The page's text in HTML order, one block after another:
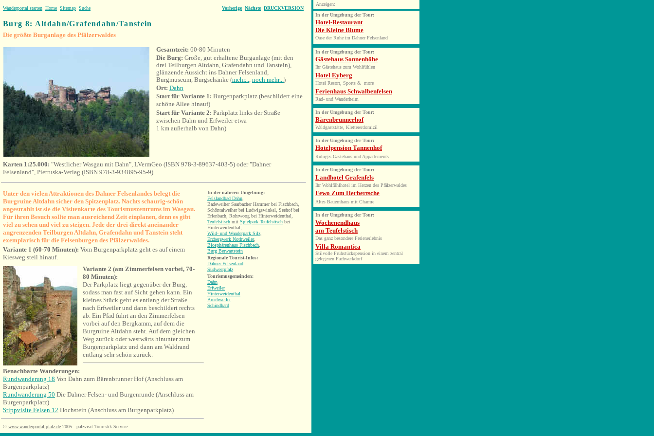
Wanderportal starten Home Sitemap Suche Vorherige Nächste DRUCKVERSION
Burg 8: Altdahn/Grafendahn/Tanstein
Die größte Burganlage des Pfälzerwaldes
Gesamtzeit: 60-80 Minuten
Die Burg: Große, gut erhaltene Burganlage (mit den
drei Teilburgen Altdahn, Grafendahn und Tanstein),
glänzende Aussicht ins Dahner Felsenland,
Burgmuseum, Burgschänke (mehr..., noch mehr...)
Ort: Dahn
Start für Variante 1: Burgenparkplatz (beschildert eine
schöne Allee hinauf)
Start für Variante 2: Parkplatz links der Straße
zwischen Dahn und Erfweiler etwa
1 km außerhalb von Dahn)
Karten 1:25.000: "Westlicher Wasgau mit Dahn", LVermGeo (ISBN 978-3-89637-403-5) oder "Dahner
Felsenland", Pietruska-Verlag (ISBN 978-3-934895-95-9)
Unter den vielen Attraktionen des Dahner Felsenlandes belegt die
Burgruine Altdahn sicher den Spitzenplatz. Nachts schaurig-schön
angestrahlt ist sie die Visitenkarte des Tourismuszentrums im Wasgau.
Für ihren Besuch sollte man ausreichend Zeit einplanen, denn es gibt
viel zu sehen und viel zu steigen. Jede der drei direkt aneinander
angrenzenden TeilburgenAltdahn, Grafendahn und Tanstein steht
exemplarisch für die Felsenburgen des Pfälzerwaldes.
Variante 1 (60-70 Minuten): Vom Burgenparkplatz geht es auf einem
Kiesweg steil hinauf.
Variante 2 (am Zimmerfelsen vorbei, 70-
80 Minuten):
Der Parkplatz liegt gegenüber der Burg,
sodass man fast auf Sicht gehen kann. Ein
kleines Stück geht es entlang der Straße
nach Erfweiler und dann beschildert rechts
ab. Ein Pfad führt an den Zimmerfelsen
vorbei auf den Bergkamm, auf dem die
Burgruine Altdahn steht. Auf dem gleichen
Weg zurück oder westwärts hinunter zum
Burgenparkplatz und dann am Waldrand
entlang sehr schön zurück.
Benachbarte Wanderungen:
Rundwanderung 18 Von Dahn zum Bärenbrunner Hof(Anschluss am
Burgenparkplatz)
Rundwanderung 50 Die Dahner Felsen- und Burgenrunde (Anschluss am
Burgenparkplatz)
Stippvisite Felsen 12 Hochstein (Anschluss am Burgenparkplatz)
© www.wanderportal-pfalz.de 2005 - palzvisit Touristik-Service
In der näheren Umgebung:
Felslandbad Dahn
Badeweiher Saarbacher Hammer bei Fischbach,
Schöntalweiher bei Ludwigswinkel, Seehof bei
Erlenbach, Rohrwoog bei Hinterweidenthal,
Teufelstisch mit Spielpark Teufelstisch bei
Hinterweidenthal,
Wild- und Wanderpark Silz
Erzbergwerk Nothweiler,
Biosphärenhaus Fischbach
Burg Berwartstein
Regionale Tourist-Infos:
Dahner Felsenland
Südwestpfalz
Tourismusgemeinden:
Dahn
Erfweiler
Hinterweidenthal
Bruchweiler
Schindhard
Anzeigen:
In der Umgebung der Tour:
Hotel-Restaurant
Die Kleine Blume
Oase der Ruhe im Dahner Felsenland
In der Umgebung der Tour:
Gästehaus Sonnenhöhe
Ihr Gästehaus zum Wohlfühlen
Hotel Eyberg
Hotel Resort, Sports & more
Ferienhaus Schwalbenfelsen
Rad- und Wanderheim
In der Umgebung der Tour:
Bärenbrunnerhof
Waldgaststätte, Klettererdomizil
In der Umgebung der Tour:
Hotelpension Tannenhof
Ruhiges Gästehaus und Appartements
In der Umgebung der Tour:
Landhotel Grafenfels
Ihr Wohlfühlhotel im Herzen des Pfälzerwaldes
Fewo Zum Herbertsche
Altes Bauernhaus mit Charme
In der Umgebung der Tour:
Wochenendhaus
am Teufelstisch
Das ganz besondere Ferienerlebnis
Villa Romantica
Stilvolle Frühstückspension in einem zentral
gelegenen Fachwerkdorf